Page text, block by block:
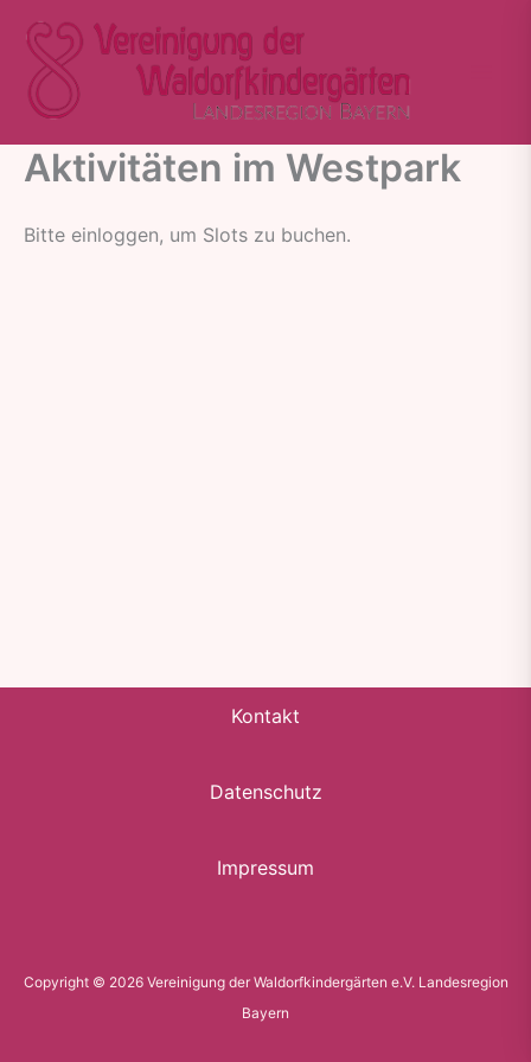
Inhalt
springen
Aktivitäten im Westpark
Bitte einloggen, um Slots zu buchen.
Kontakt
Datenschutz
Impressum
Copyright © 2026 Vereinigung der Waldorfkindergärten e.V. Landesregion
Bayern